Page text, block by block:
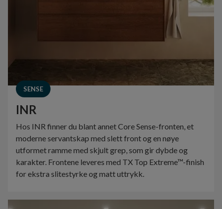
SENSE
INR
Hos INR finner du blant annet Core Sense-fronten, et
moderne servantskap med slett front og en nøye
utformet ramme med skjult grep, som gir dybde og
karakter. Frontene leveres med TX Top Extreme™-finish
for ekstra slitestyrke og matt uttrykk.